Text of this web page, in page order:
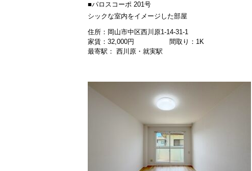
■パロスコーポ 201号
シックな室内をイメージした部屋
住所：岡山市中区西川原1-14-31-1
家賃： 32,000円
間取り：1K
最寄駅： 西川原・就実駅